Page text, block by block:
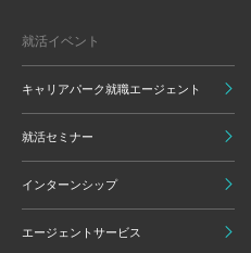
就活イベント
キャリアパーク就職エージェント
就活セミナー
インターンシップ
エージェントサービス